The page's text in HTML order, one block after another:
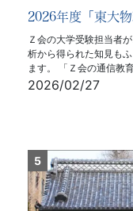
2026年度「東大
Ｚ会の大学受験担当者
析から得られた知見も
ます。 「Ｚ会の通信教
2026/02/27